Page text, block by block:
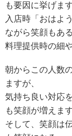
も要因に挙げます
入店時「おはよ
ながら笑顔もある
料理提供時の細
朝からこの人数
ますが、
気持ち良い対応
も笑顔が増えます
そして、笑顔は